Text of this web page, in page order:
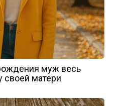
муж весь
своей матери